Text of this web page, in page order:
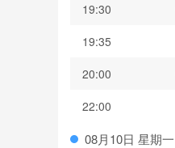
19:30
19:35
20:00
22:00
08月10日 星期一